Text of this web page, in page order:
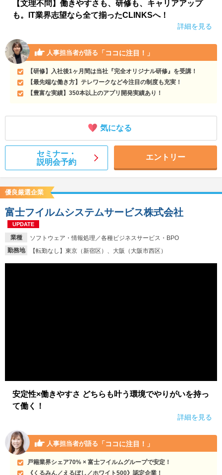
【文理不問】働きやすさも、研修も、キャリアアップ
も。IT業界志望なら全て揃ったCLINKSへ！
詳細を見る
人事担当者が語る 「ココに注目！」
【研修】入社後1ヶ月間は当社『完全オリジナル研修』を受講！
【最先端な働き方】テレワークなど今注目の制度も充実！
【豊富な実績】350本以上のアプリ開発実績あり！
気になる
セミナー・
説明会予約
エントリー
優良厳選企業
業種
ソフトウェア・情報処理／各種ビジネスサービス・BPO
勤務地
【転勤なし】東京（新宿区）、大阪（大阪市西区）
富士フイルムシステムサービス株式会社
UPDATE
安定性×働きやすさ どちらも叶う環境でやりがいを持っ
て働く！
詳細を見る
人事担当者が語る 「ココに注目！」
戸籍業界シェア70% × 富士フイルムグループで安定！
《くるみん／えるぼし／ホワイト500》認定企業！